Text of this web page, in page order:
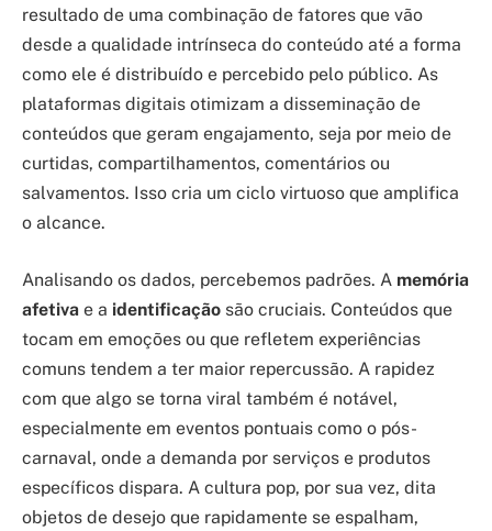
resultado de uma combinação de fatores que vão
desde a qualidade intrínseca do conteúdo até a forma
como ele é distribuído e percebido pelo público. As
plataformas digitais otimizam a disseminação de
conteúdos que geram engajamento, seja por meio de
curtidas, compartilhamentos, comentários ou
salvamentos. Isso cria um ciclo virtuoso que amplifica
o alcance.
Analisando os dados, percebemos padrões. A memória
afetiva e a identificação são cruciais. Conteúdos que
tocam em emoções ou que refletem experiências
comuns tendem a ter maior repercussão. A rapidez
com que algo se torna viral também é notável,
especialmente em eventos pontuais como o pós-
carnaval, onde a demanda por serviços e produtos
específicos dispara. A cultura pop, por sua vez, dita
objetos de desejo que rapidamente se espalham,